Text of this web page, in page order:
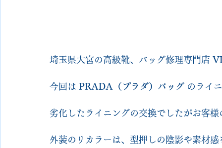
埼玉県大宮の高級靴、バッグ修理専門店
今回は PRADA（プラダ）バッグ のライ
劣化したライニングの交換でしたがお客
外装のリカラーは、型押しの陰影や素材